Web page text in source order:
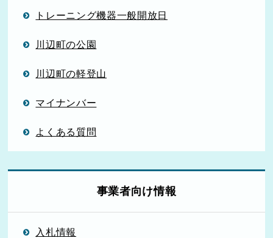
トレーニング機器一般開放日
川辺町の公園
川辺町の軽登山
マイナンバー
よくある質問
事業者向け情報
入札情報